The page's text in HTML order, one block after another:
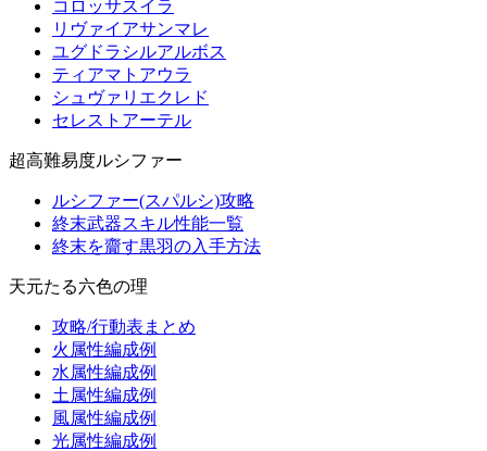
コロッサスイラ
リヴァイアサンマレ
ユグドラシルアルボス
ティアマトアウラ
シュヴァリエクレド
セレストアーテル
超高難易度ルシファー
ルシファー(スパルシ)攻略
終末武器スキル性能一覧
終末を齎す黒羽の入手方法
天元たる六色の理
攻略/行動表まとめ
火属性編成例
水属性編成例
土属性編成例
風属性編成例
光属性編成例